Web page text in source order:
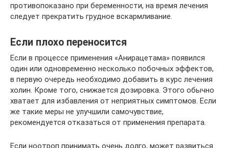
противопоказано при беременности, на время лечения
следует прекратить грудное вскармливание.
Если плохо переносится
Если в процессе применения «Анирацетама» появился
один или одновременно несколько побочных эффектов,
в первую очередь необходимо добавить в курс лечения
холин. Кроме того, снижается дозировка. Этого обычно
хватает для избавления от неприятных симптомов. Если
же такие меры не улучшили самочувствие,
рекомендуется отказаться от применения препарата.
Если ноотроп принимать очень долго, может развиться